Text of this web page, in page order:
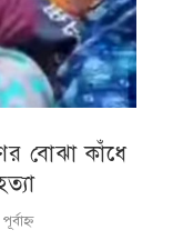
বোঝা কাঁধে